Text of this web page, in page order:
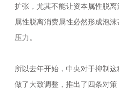
扩张，尤其不能让资本属性脱
属性脱离消费属性必然形成泡
压力。
所以去年开始，中央对于抑制
做了大致调整，推出了四条对策